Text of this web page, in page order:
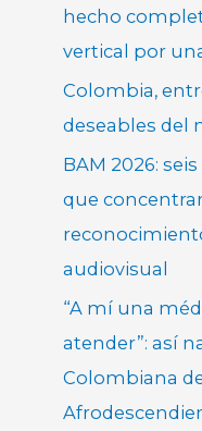
hecho
vertical por
Colombia,
deseables del
BAM 2026:
que
audiovisual
“A mí una
atender”: así
Colombiana